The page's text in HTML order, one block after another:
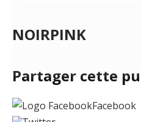
NOIRPINK
Partager cette
Facebook